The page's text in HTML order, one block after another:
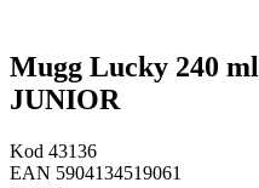
Mugg Lucky 240
JUNIOR
Kod 43136
EAN 5904134519061